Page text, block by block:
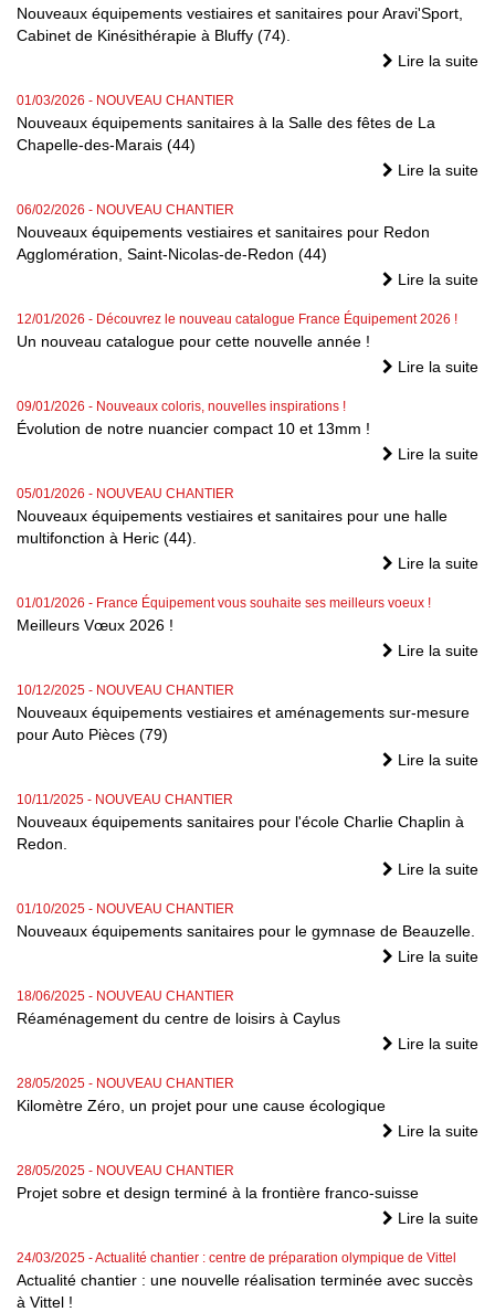
Nouveaux équipements vestiaires et sanitaires pour Aravi'Sport,
Cabinet de Kinésithérapie à Bluffy (74).
Lire la suite
01/03/2026 - NOUVEAU CHANTIER
Nouveaux équipements sanitaires à la Salle des fêtes de La
Chapelle-des-Marais (44)
Lire la suite
06/02/2026 - NOUVEAU CHANTIER
Nouveaux équipements vestiaires et sanitaires pour Redon
Agglomération, Saint-Nicolas-de-Redon (44)
Lire la suite
12/01/2026 - Découvrez le nouveau catalogue France Équipement 2026 !
Un nouveau catalogue pour cette nouvelle année !
Lire la suite
09/01/2026 - Nouveaux coloris, nouvelles inspirations !
Évolution de notre nuancier compact 10 et 13mm !
Lire la suite
05/01/2026 - NOUVEAU CHANTIER
Nouveaux équipements vestiaires et sanitaires pour une halle
multifonction à Heric (44).
Lire la suite
01/01/2026 - France Équipement vous souhaite ses meilleurs voeux !
Meilleurs Vœux 2026 !
Lire la suite
10/12/2025 - NOUVEAU CHANTIER
Nouveaux équipements vestiaires et aménagements sur-mesure
pour Auto Pièces (79)
Lire la suite
10/11/2025 - NOUVEAU CHANTIER
Nouveaux équipements sanitaires pour l'école Charlie Chaplin à
Redon.
Lire la suite
01/10/2025 - NOUVEAU CHANTIER
Nouveaux équipements sanitaires pour le gymnase de Beauzelle.
Lire la suite
18/06/2025 - NOUVEAU CHANTIER
Réaménagement du centre de loisirs à Caylus
Lire la suite
28/05/2025 - NOUVEAU CHANTIER
Kilomètre Zéro, un projet pour une cause écologique
Lire la suite
28/05/2025 - NOUVEAU CHANTIER
Projet sobre et design terminé à la frontière franco-suisse
Lire la suite
24/03/2025 - Actualité chantier : centre de préparation olympique de Vittel
Actualité chantier : une nouvelle réalisation terminée avec succès
à Vittel !